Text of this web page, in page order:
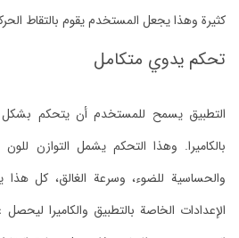
كثيرة وهذا يجعل المستخدم يقوم بالتقاط
تحكم يدوي متكامل
التطبيق يسمح للمستخدم أن يتحكم بشكل
بالكاميرا. وهذا التحكم يشمل التوازن
والحساسية للضوء، وسرعة الغالق، كل
الإعدادات الخاصة بالتطبيق والكاميرا